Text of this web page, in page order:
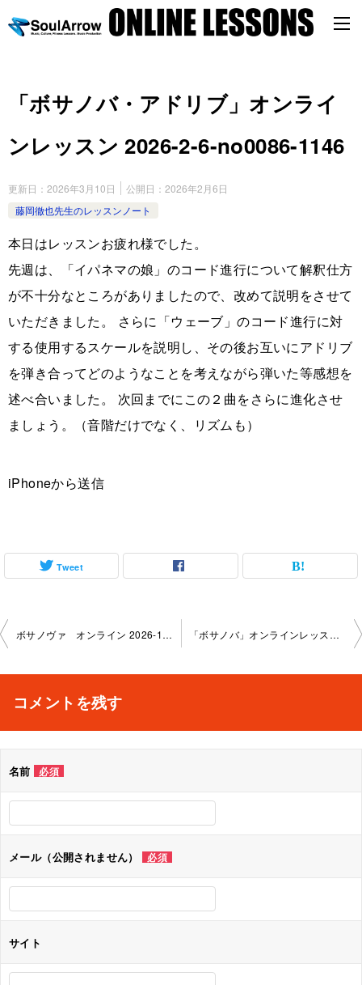
「ボサノバ・アドリブ」オンライ
ンレッスン 2026-2-6-no0086-1146
更新日： 2026年3月10日 公開日： 2026年2月6日
藤岡徹也先生のレッスンノート
本日はレッスンお疲れ様でした。
先週は、「イパネマの娘」のコード進行について解釈仕方
が不十分なところがありましたので、改めて説明をさせて
いただきました。 さらに「ウェーブ」のコード進行に対
する使用するスケールを説明し、その後お互いにアドリブ
を弾き合ってどのようなことを考えながら弾いた等感想を
述べ合いました。 次回までにこの２曲をさらに進化させ
ましょう。（音階だけでなく、リズムも）
iPhoneから送信
Tweet
投
ビ
シ
ボサノヴァ オンライン 2026-1-2 3-no0086-1146 「ボサノバ」オンラインレッスン 2026-2-20-no0086-1146
コメントを残す
名前 必須
メール（公開されません） 必須
サイト